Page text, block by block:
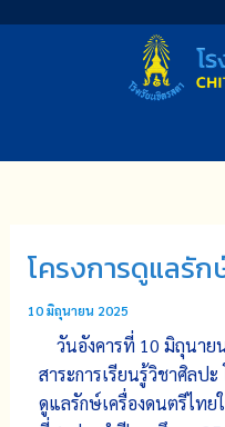
โครงการดูแลรั
10 มิถุนายน 2025
วันอังคารที่ 10 มิถุนาย
สาระการเรียนรู้วิชาศิลปะ
ดูแลรักษ์เครื่องดนตรีไท